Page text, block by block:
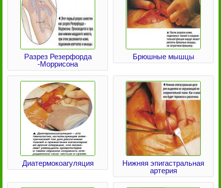
Разрез Резерфорда
-Моррисона
Брюшные мышцы
Диатермокоагуляция
Нижняя эпигастральная
артерия